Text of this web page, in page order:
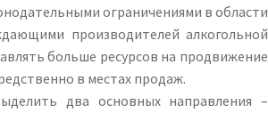
ограничениями в области
производителей алкогольной
больше ресурсов на продвижение
в местах продаж.
два основных направления –